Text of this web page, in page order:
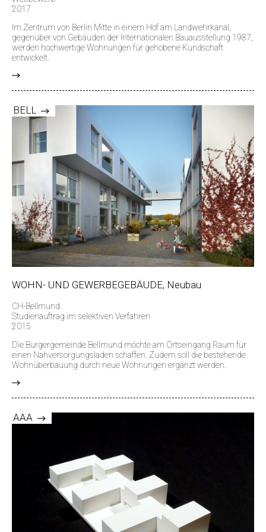
2017
Im Zentrum von Berlin Mitte in einem Hof am Landwehrkanal,
gegenüber von Gebäuden der Internationalen Bauausstellung 1987,
werden hochwertige Wohnungen für gehobene Kundschaft
entwickelt.
BELL
WOHN- UND GEWERBEGEBÄUDE, Neubau
CH-Bellmund
Studienauftrag im selektiven Verfahren
2015
Die Burgergemeinde Bellmund möchte am Ortseingang Raum für
einen Nahversorgungsladen schaffen. Zudem soll die bestehende
Wohnüberbauung durch neue Wohnungen ergänzt werden.
AAA